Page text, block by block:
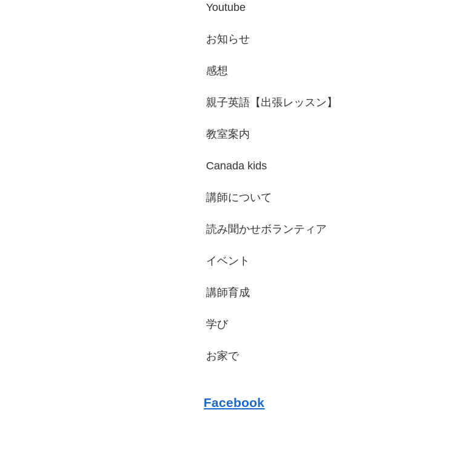
Youtube
お知らせ
感想
親子英語【出張レッスン】
教室案内
Canada kids
講師について
読み聞かせボランティア
イベント
講師育成
学び
お家で
Facebook